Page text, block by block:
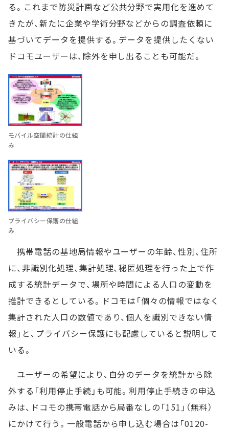
る。これまで防災計画など公共分野で実用化を進めて
きたが、新たに企業や学術分野などからの調査依頼に
基づいてデータを提供する。データを提供したくない
ドコモユーザーは、除外を申し出ることも可能だ。
モバイル空間統計の仕組
み
プライバシー保護の仕組
み
携帯電話の基地局情報やユーザーの年齢、性別、住所
に、非識別化処理、集計処理、秘匿処理を行った上で作
成する統計データで、場所や時間による人口の変動を
推計できるとしている。ドコモは「個々の情報ではなく
集計された人口の数値であり、個人を識別できない情
報」と、プライバシー保護にも配慮していると説明して
いる。
ユーザーの希望により、自分のデータを統計から除
外する「利用停止手続」も可能。利用停止手続きの申込
みは、ドコモの携帯電話から局番なしの「151」（無料）
にかけて行う。一般電話から申し込む場合は「0120-